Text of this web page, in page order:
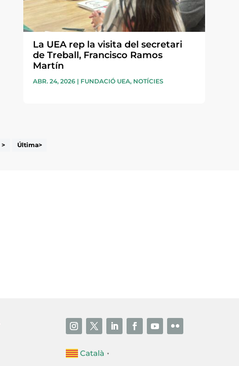
La UEA rep la visita del secretari
de Treball, Francisco Ramos
Martín
ABR. 24, 2026| FUNDACIÓ UEA, NOTÍCIES
> Última>
Català ▼